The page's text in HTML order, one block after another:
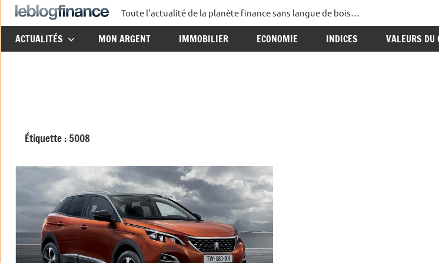
Aller
au
contenu
Le
Blog
Toute l'actualité de la planète finance sans langue de bois…
ACTUALITÉS MON ARGENT IMMOBILIER ECONOMIE INDICES VALEURS DU
Étiquette : 5008